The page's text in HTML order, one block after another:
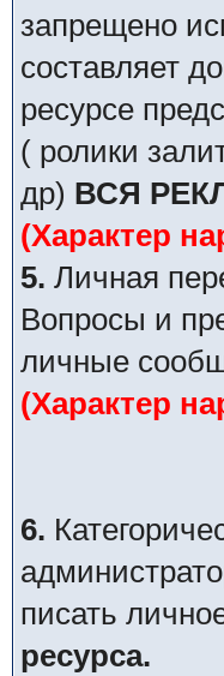
запрещено
составляет
ресурсе
( ролики
др) ВСЯ
(Характер
5. Личная
Вопросы и
личные
(Характер
6.
писать
ресурса.